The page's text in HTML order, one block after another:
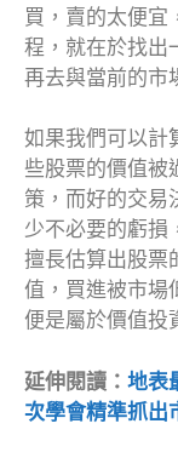
買，賣的太便宜
程，就在於找出
再去與當前的市
如果我們可以計
些股票的價值被
策，而好的交易
少不必要的虧損
擅長估算出股票
值，買進被市場
便是屬於價值投
延伸閱讀： 地表
次學會精準抓出